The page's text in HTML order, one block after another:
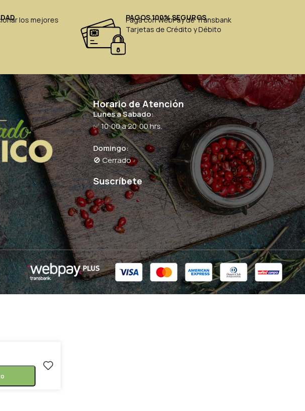
los mejores
PAGOS 100% SEGUROS
Paga con WebPay de Transbank
Tarjetas de Crédito y Débito
Horario de Atención
Lunes a Sabado:
✅ 10:00 a 20:00 hrs.
Domingo:
🚫 Cerrado
Suscríbete